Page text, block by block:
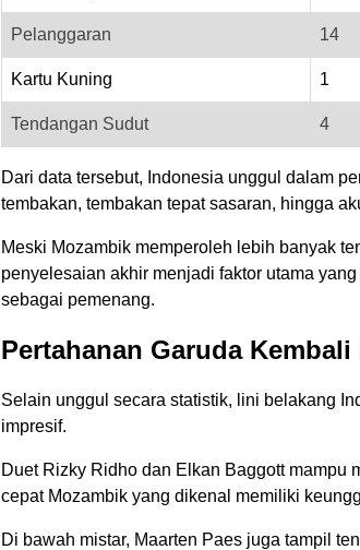
Pelanggaran 14
Kartu Kuning 1
Tendangan Sudut 4
Dari data tersebut, Indonesia unggul dalam
tembakan, tembakan tepat sasaran, hingga
Meski Mozambik memperoleh lebih banyak
penyelesaian akhir menjadi faktor utama
sebagai pemenang.
Pertahanan Garuda Kembali
Selain unggul secara statistik, lini belakang
impresif.
Duet Rizky Ridho dan Elkan Baggott mampu
cepat Mozambik yang dikenal memiliki
Di bawah mistar, Maarten Paes juga tampil